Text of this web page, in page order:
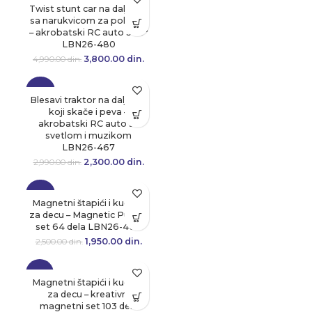
Twist stunt car na daljinski
sa narukvicom za pokrete
– akrobatski RC auto 360°
LBN26-480
4,990.00din. Originalna cena
3,800.00 din.
-23%
Blesavi traktor na daljinski
koji skače i peva –
akrobatski RC auto sa
svetlom i muzikom
LBN26-467
2,990.00din. Originalna cena
2,300.00 din.
-22%
Magnetni štapići i kuglice
za decu – Magnetic Puzzle
set 64 dela LBN26-469
2,500.00din. Originalna cena
1,950.00 din.
-17%
Magnetni štapići i kuglice
za decu – kreativni
magnetni set 103 dela